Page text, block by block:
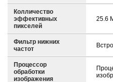
Колличество
эффективных
пикселей
25.6
Фильтр нижних
частот
Процессор
обработки
изображения